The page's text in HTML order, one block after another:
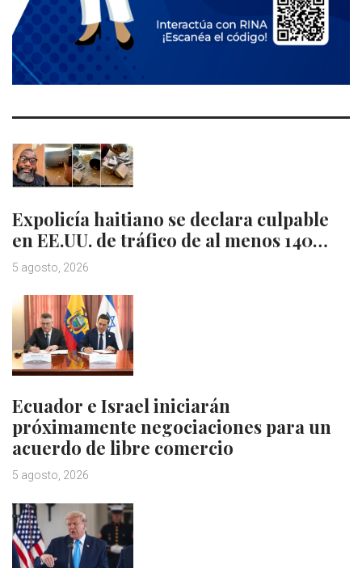
Expolicía haitiano se declara culpable
en EE.UU. de tráfico de al menos 140…
5 agosto, 2026
Ecuador e Israel iniciarán
próximamente negociaciones para un
acuerdo de libre comercio
5 agosto, 2026